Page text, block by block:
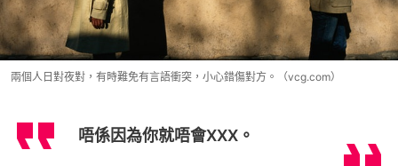
兩個人日對夜對，有時難免有言語衝突，小心錯傷對方。（vcg.com）
唔係因為你就唔會XXX。